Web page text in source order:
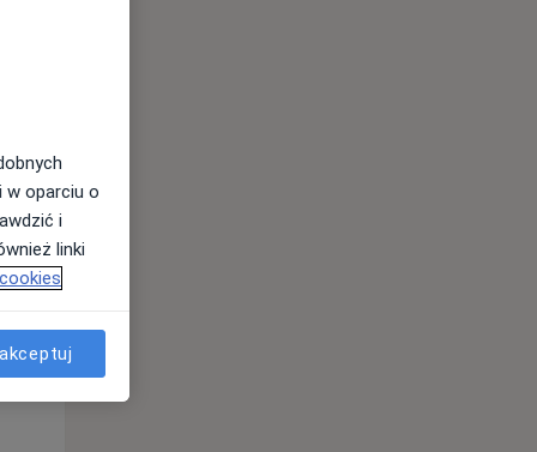
Śr,
12 Sie
w oparciu o
i
linki